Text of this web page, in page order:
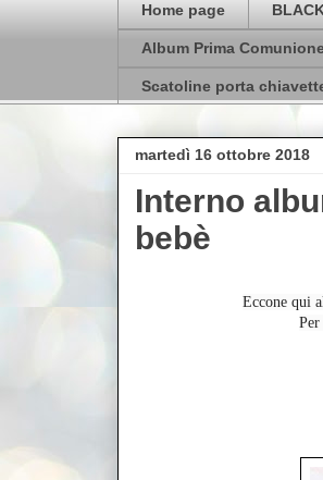
Home page
Album Prima
Scatoline porta
martedì 16 ottobre 2018
Interno
bebè
Eccone qui